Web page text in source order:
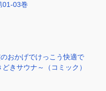
01-03巻
おかげでけっこう快適で
きサウナ～（コミック）